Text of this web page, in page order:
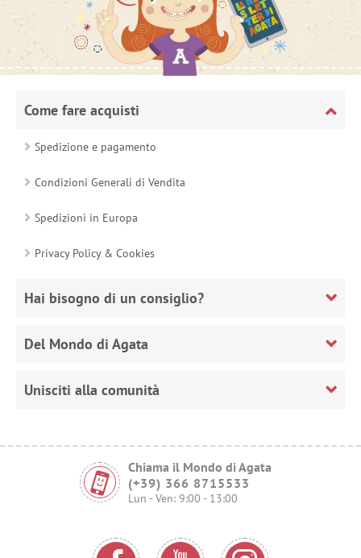
Come fare acquisti
Spedizione e pagamento
Condizioni Generali di Vendita
Spedizioni in Europa
Privacy Policy & Cookies
Hai bisogno di un consiglio?
Del Mondo di Agata
Unisciti alla comunità
Chiama il Mondo di Agata
(+39) 366 8715533
Lun - Ven: 9:00 - 13:00